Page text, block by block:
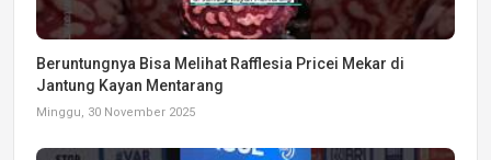
Beruntungnya Bisa Melihat Rafflesia Pricei Mekar di
Jantung Kayan Mentarang
Minggu, 30 November 2025